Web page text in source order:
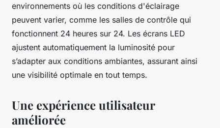
environnements où les conditions d'éclairage
peuvent varier, comme les salles de contrôle qui
fonctionnent 24 heures sur 24. Les écrans LED
ajustent automatiquement la luminosité pour
s’adapter aux conditions ambiantes, assurant ainsi
une visibilité optimale en tout temps.
Une expérience utilisateur
améliorée